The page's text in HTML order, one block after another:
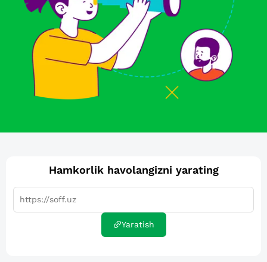
Hamkorlik havolangizni yarating
Yaratish